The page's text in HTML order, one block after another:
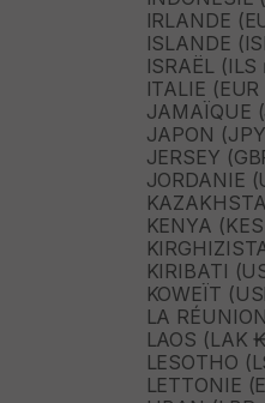
IRLANDE
ISLANDE
ISRAËL (ILS
ITALIE (EUR
JAMAÏQUE
JAPON
JERSEY
JORDANIE
KENYA
KIRIBATI
KOWEÏT
LA
LAOS (LAK
LESOTHO
LETTONIE